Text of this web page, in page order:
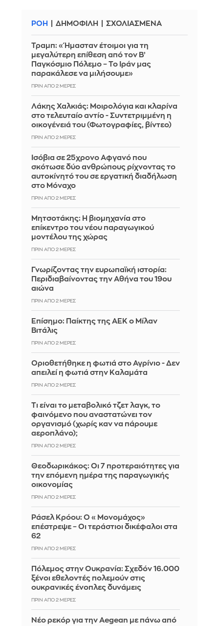
ΡΟΗ ΔΗΜΟΦΙΛΗ ΣΧΟΛΙΑΣΜΕΝΑ
Τραμπ: «Ήμασταν έτοιμοι για τη
μεγαλύτερη επίθεση από τον Β’
Παγκόσμιο Πόλεμο – Το Ιράν μας
παρακάλεσε να μιλήσουμε»
ΠΡΙΝ ΑΠΌ 2 ΜΈΡΕΣ
Λάκης Χαλκιάς: Mοιρολόγια και κλαρίνα
στο τελευταίο αντίο - Συντετριμμένη η
οικογένειά του (Φωτογραφίες, βίντεο)
ΠΡΙΝ ΑΠΌ 2 ΜΈΡΕΣ
Ισόβια σε 25χρονο Αφγανό που
σκότωσε δύο ανθρώπους ρίχνοντας το
αυτοκίνητό του σε εργατική διαδήλωση
στο Μόναχο
ΠΡΙΝ ΑΠΌ 2 ΜΈΡΕΣ
Μητσοτάκης: Η βιομηχανία στο
επίκεντρο του νέου παραγωγικού
μοντέλου της χώρας
ΠΡΙΝ ΑΠΌ 2 ΜΈΡΕΣ
Γνωρίζοντας την ευρωπαϊκή ιστορία:
Περιδιαβαίνοντας την Αθήνα του 19ου
αιώνα
ΠΡΙΝ ΑΠΌ 2 ΜΈΡΕΣ
Επίσημο: Παίκτης της ΑΕΚ ο Μίλαν
Βιτάλις
ΠΡΙΝ ΑΠΌ 2 ΜΈΡΕΣ
Οριοθετήθηκε η φωτιά στο Αγρίνιο - Δεν
απειλεί η φωτιά στην Καλαμάτα
ΠΡΙΝ ΑΠΌ 2 ΜΈΡΕΣ
Τι είναι το μεταβολικό τζετ λαγκ, το
φαινόμενο που αναστατώνει τον
οργανισμό (χωρίς καν να πάρουμε
αεροπλάνο);
ΠΡΙΝ ΑΠΌ 2 ΜΈΡΕΣ
Θεοδωρικάκος: Οι 7 προτεραιότητες για
την επόμενη ημέρα της παραγωγικής
οικονομίας
ΠΡΙΝ ΑΠΌ 2 ΜΈΡΕΣ
Ράσελ Κρόου: Ο «Μονομάχος»
επέστρεψε – Οι τεράστιοι δικέφαλοι στα
62
ΠΡΙΝ ΑΠΌ 2 ΜΈΡΕΣ
Πόλεμος στην Ουκρανία: Σχεδόν 16.000
ξένοι εθελοντές πολεμούν στις
ουκρανικές ένοπλες δυνάμεις
ΠΡΙΝ ΑΠΌ 2 ΜΈΡΕΣ
Νέο ρεκόρ για την Aegean με πάνω από